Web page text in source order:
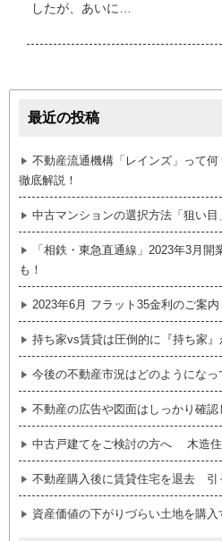
したが、あいに…
最近の投稿
不動産流通機構「レインズ」って
徹底解説！
中古マンションの選択方法「狙い目
「相鉄・東急直通線」2023年3月
も！
2023年6月 フラット35金利のご案内
持ち家vs賃貸は圧倒的に『持ち家』
今後の不動産市況はどのようになっ
不動産の広告や図面はしっかり確認
中古戸建てをご検討の方へ 木造住
不動産購入後に賃貸住宅を退去 引
資産価値の下がりづらい土地を購